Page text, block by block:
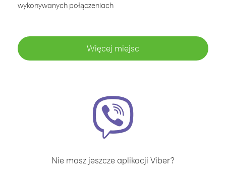
wykonywanych połączeniach
Więcej miejsc
Nie masz jeszcze aplikacji Viber?